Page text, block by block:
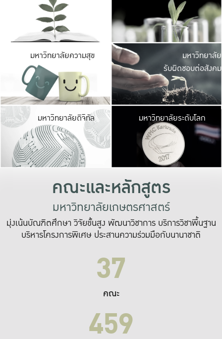
มีพื้นที่เขียวสดใส
เป็นป่าในเมือง เกษต
มหาวิทยาลัยความสุข มหาวิ
ค
เปิดประ
และพบเรื่องราวใ
มหาวิทยาลัย
รับผิดชอบต่อสังคม
มหาวิทยาลัยดิจิทัล มหาวิ
เปลี่ยนแปลง แล
เพื่อทำง
ระบบสารสนเทศ
มหาวิทยาลัยระดับโลก
คณะและหลักสูตร
มหาวิทยาลัยเกษตรศาสตร์
มุ่งเน้นบัณฑิตศึกษา วิจัยขั้นสูง พัฒนาวิชาการ บริการวิชาพื้นฐาน
บริหารโครงการพิเศษ ประสานความร่วมมือกับนานาชาติ
37
คณะ
459